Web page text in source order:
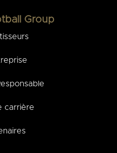
Group
carrière